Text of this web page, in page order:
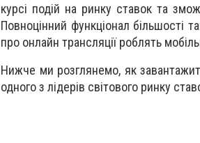
курсі подій на ринку ставок та
Повноцінний функціонал більшості
про онлайн трансляції роблять
Нижче ми розглянемо, як
одного з лідерів світового ринку